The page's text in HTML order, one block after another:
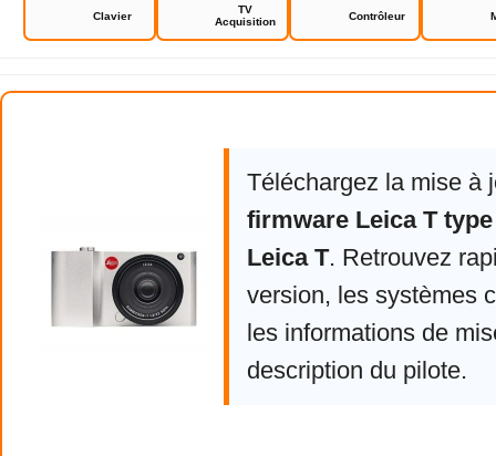
Clavier
TV
Acquisition
Contrôleur
Leica T
Téléchargez la mise à
firmware Leica T type
Leica T. Retrouvez
version, les systèmes
les informations de
description du pilote.